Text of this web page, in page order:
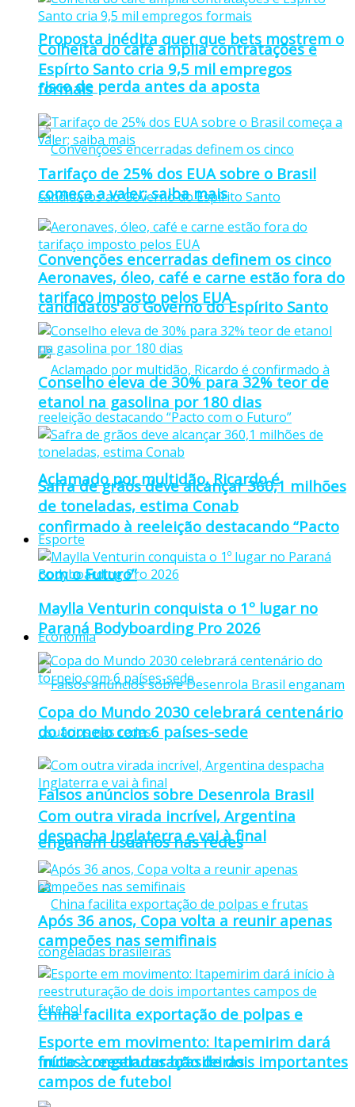
Proposta inédita quer que bets mostrem o
risco de perda antes da aposta
Convenções encerradas definem os cinco
candidatos ao Governo do Espírito Santo
Aclamado por multidão, Ricardo é
confirmado à reeleição destacando “Pacto
com o Futuro”
Economia
Falsos anúncios sobre Desenrola Brasil
enganam usuários nas redes
China facilita exportação de polpas e
frutas congeladas brasileiras
Colheita do café amplia contratações e
Espírto Santo cria 9,5 mil empregos
formais
Tarifaço de 25% dos EUA sobre o Brasil
começa a valer; saiba mais
Aeronaves, óleo, café e carne estão fora do
tarifaço imposto pelos EUA
Conselho eleva de 30% para 32% teor de
etanol na gasolina por 180 dias
Safra de grãos deve alcançar 360,1 milhões
de toneladas, estima Conab
Esporte
Maylla Venturin conquista o 1º lugar no
Paraná Bodyboarding Pro 2026
Copa do Mundo 2030 celebrará centenário
do torneio com 6 países-sede
Com outra virada incrível, Argentina
despacha Inglaterra e vai à final
Após 36 anos, Copa volta a reunir apenas
campeões nas semifinais
Esporte em movimento: Itapemirim dará
início à reestruturação de dois importantes
campos de futebol